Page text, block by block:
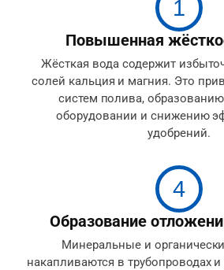
1
Повышенная
Жёсткая вода содержит
солей кальция и магния. Это
систем полива,
оборудовании и снижению
удобрений.
4
Образование
Минеральные и
накапливаются в трубопроводах